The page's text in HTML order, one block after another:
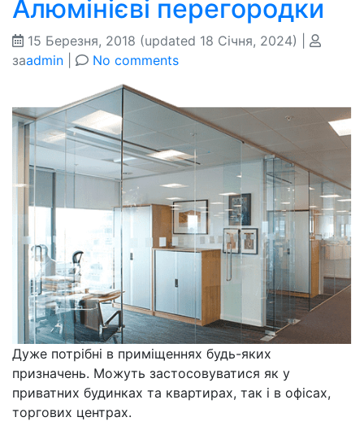
Алюмінієві перегородки
15 Березня, 2018 (updated 18 Січня, 2024)
заadmin No comments
Дуже потрібні в приміщеннях будь-яких
призначень. Можуть застосовуватися як у
приватних будинках та квартирах, так і в офісах,
торгових центрах.